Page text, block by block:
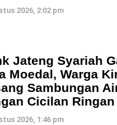
2026, 2:02 pm
Jateng Syariah
Moedal, Warga
Sambungan
Cicilan Ringan
2026, 1:46 pm